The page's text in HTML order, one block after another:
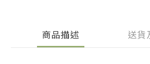
商品描述 送貨